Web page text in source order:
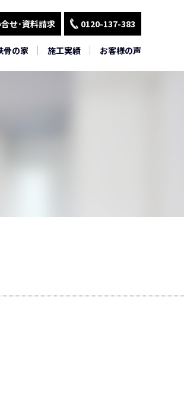
せ･資料請求 0120-137-383
骨の家 施工実績 お客様の声